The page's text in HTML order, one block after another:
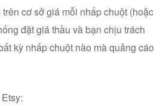
cơ sở giá mỗi nhấp chuột (hoặc
đặt giá thầu và bạn chịu trách
kỳ nhấp chuột nào mà quảng cáo